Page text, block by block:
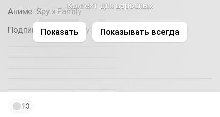
Аниме: Spy x Family
Подпишись @cosplay_gram
Контент для взрослых
Показать Показывать всегда
13